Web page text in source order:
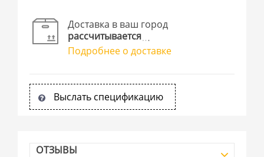
Доставка в ваш город
рассчитывается
Подробнее о доставке
Выслать спецификацию
ОТЗЫВЫ